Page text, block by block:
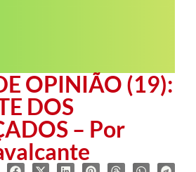
OPINIÃO (19):
DOS
– Por